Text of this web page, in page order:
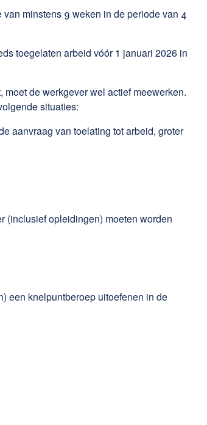
minstens 9 weken in de periode van 4
toegelaten arbeid vóór 1 januari 2026 in
de werkgever wel actief meewerken.
situaties:
aanvraag van toelating tot arbeid, groter
(inclusief opleidingen) moeten worden
een knelpuntberoep uitoefenen in de